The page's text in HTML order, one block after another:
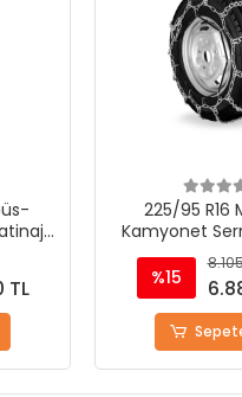
TL
225/95 R16
Kamyonet
Zinciri -
%15